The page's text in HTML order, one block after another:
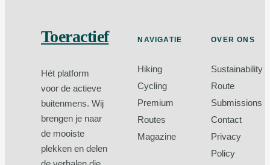
Toeractief
Hét platform
voor de actieve
buitenmens. Wij
brengen je naar
de mooiste
plekken en delen
NAVIGATIE
Hiking
Cycling
Premium
Routes
Magazine
OVER ONS
Sustainability
Route
Submissions
Contact
Privacy
Policy